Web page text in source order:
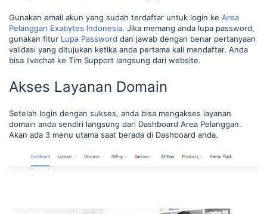
Gunakan email akun yang sudah terdaftar untuk login ke Area
Pelanggan Exabytes Indonesia. Jika memang anda lupa password,
gunakan fitur Lupa Password dan jawab dengan benar pertanyaan
validasi yang ditujukan ketika anda pertama kali mendaftar. Anda
bisa livechat ke Tim Support langsung dari website.
Akses Layanan Domain
Setelah login dengan sukses, anda bisa mengakses layanan
domain anda sendiri langsung dari Dashboard Area Pelanggan.
Akan ada 3 menu utama saat berada di Dashboard anda.